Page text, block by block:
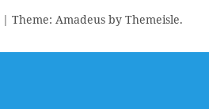
| Theme: Amadeus by Themeisle.